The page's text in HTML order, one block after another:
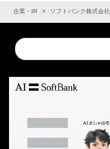
企業・IR ソフトバンク株式会社
Conduct
a